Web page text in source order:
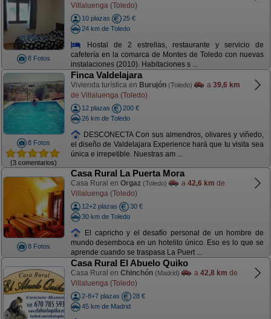
8 Fotos
Villaluenga (Toledo)
10 plazas
25 €
24 km de Toledo
Hostal de 2 estrellas, restaurante y servicio de
cafetería en la comarca de Montes de Toledo con nuevas
instalaciones (2010). Habitaciones s ...
8 Fotos
(3 comentarios)
Finca Valdelajara
Vivienda turística en Burujón (Toledo) a 39,6 km
de Villaluenga (Toledo)
12 plazas
200 €
26 km de Toledo
DESCONECTA Con sus almendros, olivares y viñedo,
el diseño de Valdelajara Experience hará que tu visita sea
única e irrepetible. Nuestras am ...
8 Fotos
Casa Rural La Puerta Mora
Casa Rural en Orgaz (Toledo) a 42,6 km de
Villaluenga (Toledo)
12+2 plazas
30 €
30 km de Toledo
El capricho y el desafío personal de un hombre de
mundo desemboca en un hotelito único. Eso es lo que se
aprende cuando se traspasa La Puert ...
Casa Rural El Abuelo Quiko
Casa Rural en Chinchón (Madrid) a 42,8 km de
Villaluenga (Toledo)
2-8+7 plazas
28 €
45 km de Madrid